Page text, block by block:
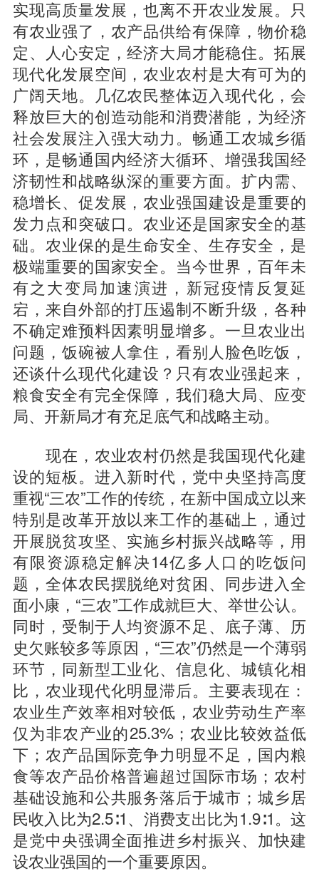
实现高质量发展，也离不开农业发展。只
有农业强了，农产品供给有保障，物价稳
定、人心安定，经济大局才能稳住。拓展
现代化发展空间，农业农村是大有可为的
广阔天地。几亿农民整体迈入现代化，会
释放巨大的创造动能和消费潜能，为经济
社会发展注入强大动力。畅通工农城乡循
环，是畅通国内经济大循环、增强我国经
济韧性和战略纵深的重要方面。扩内需、
稳增长、促发展，农业强国建设是重要的
发力点和突破口。农业还是国家安全的基
础。农业保的是生命安全、生存安全，是
极端重要的国家安全。当今世界，百年未
有之大变局加速演进，新冠疫情反复延
宕，来自外部的打压遏制不断升级，各种
不确定难预料因素明显增多。一旦农业出
问题，饭碗被人拿住，看别人脸色吃饭，
还谈什么现代化建设？只有农业强起来，
粮食安全有完全保障，我们稳大局、应变
局、开新局才有充足底气和战略主动。
现在，农业农村仍然是我国现代化建
设的短板。进入新时代，党中央坚持高度
重视“三农”工作的传统，在新中国成立以来
特别是改革开放以来工作的基础上，通过
开展脱贫攻坚、实施乡村振兴战略等，用
有限资源稳定解决14亿多人口的吃饭问
题，全体农民摆脱绝对贫困、同步进入全
面小康，“三农”工作成就巨大、举世公认。
同时，受制于人均资源不足、底子薄、历
史欠账较多等原因，“三农”仍然是一个薄弱
环节，同新型工业化、信息化、城镇化相
比，农业现代化明显滞后。主要表现在：
农业生产效率相对较低，农业劳动生产率
仅为非农产业的25.3%；农业比较效益低
下；农产品国际竞争力明显不足，国内粮
食等农产品价格普遍超过国际市场；农村
基础设施和公共服务落后于城市；城乡居
民收入比为2.5∶1、消费支出比为1.9∶1。这
是党中央强调全面推进乡村振兴、加快建
设农业强国的一个重要原因。